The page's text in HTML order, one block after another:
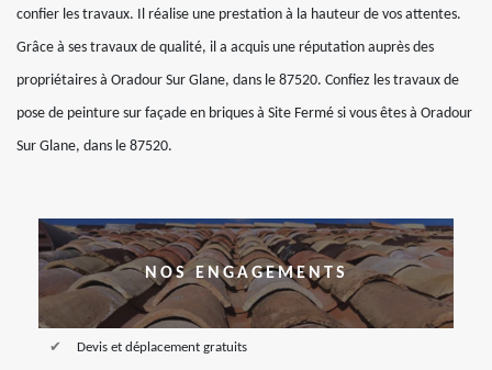
confier les travaux. Il réalise une prestation à la hauteur de vos attentes.
Grâce à ses travaux de qualité, il a acquis une réputation auprès des
propriétaires à Oradour Sur Glane, dans le 87520. Confiez les travaux de
pose de peinture sur façade en briques à Site Fermé si vous êtes à Oradour
Sur Glane, dans le 87520.
NOS ENGAGEMENTS
Devis et déplacement gratuits